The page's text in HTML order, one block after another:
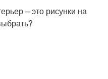
– это рисунки на